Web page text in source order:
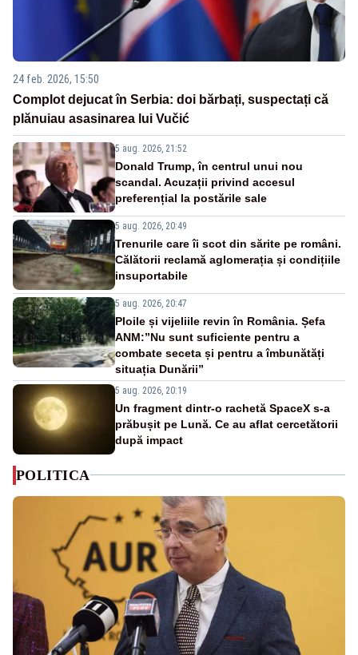
24 feb. 2026, 15:50
Complot dejucat în Serbia: doi bărbați, suspectați că
plănuiau asasinarea lui Vučić
5 aug. 2026, 21:52
Donald Trump, în centrul unui nou
scandal. Acuzații privind accesul
preferențial la postările sale
5 aug. 2026, 20:49
Trenurile care îi scot din sărite pe români.
Călătorii reclamă aglomerația și condițiile
insuportabile
5 aug. 2026, 20:47
Ploile și vijeliile revin în România. Șefa
ANM:”Nu sunt suficiente pentru a
combate seceta și pentru a îmbunătăți
situația Dunării”
5 aug. 2026, 20:19
Un fragment dintr-o rachetă SpaceX s-a
prăbușit pe Lună. Ce au aflat cercetătorii
după impact
POLITICA